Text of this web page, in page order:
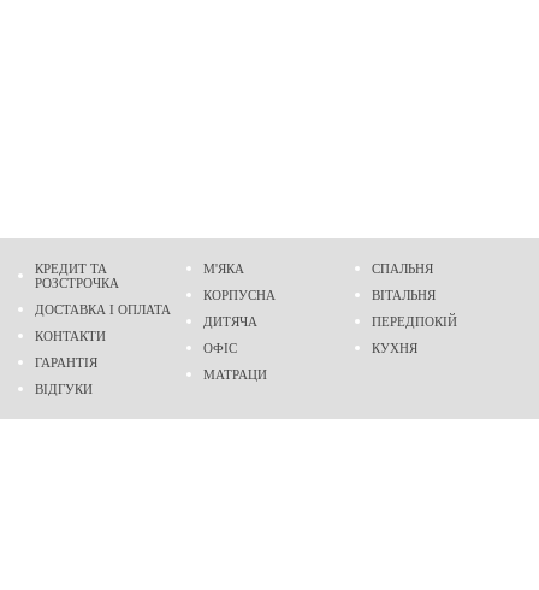
КРЕДИТ ТА
РОЗСТРОЧКА
ДОСТАВКА І ОПЛАТА
КОНТАКТИ
ГАРАНТІЯ
ВІДГУКИ
М'ЯКА
КОРПУСНА
ДИТЯЧА
ОФІС
МАТРАЦИ
СПАЛЬНЯ
ВІТАЛЬНЯ
ПЕРЕДПОКІЙ
КУХНЯ